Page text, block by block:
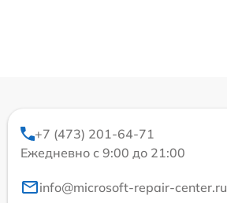
+7 (473) 201-64-71
Ежедневно с 9:00 до 21:00
info@microsoft-repair-center.ru